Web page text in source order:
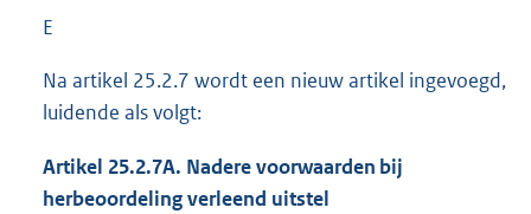
E
Na artikel 25.2.7 wordt een nieuw artikel ingevoegd,
luidende als volgt:
Artikel 25.2.7A. Nadere voorwaarden bij
herbeoordeling verleend uitstel